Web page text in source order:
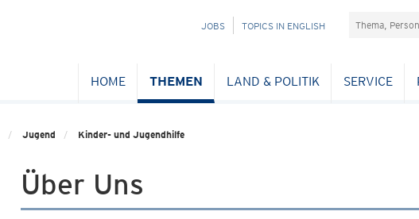
NAVIGATION
JOBS TOPICS IN ENGLISH Suchefeld
HOME THEMEN LAND & POLITIK SERVICE
Jugend Kinder- und Jugendhilfe
Über Uns